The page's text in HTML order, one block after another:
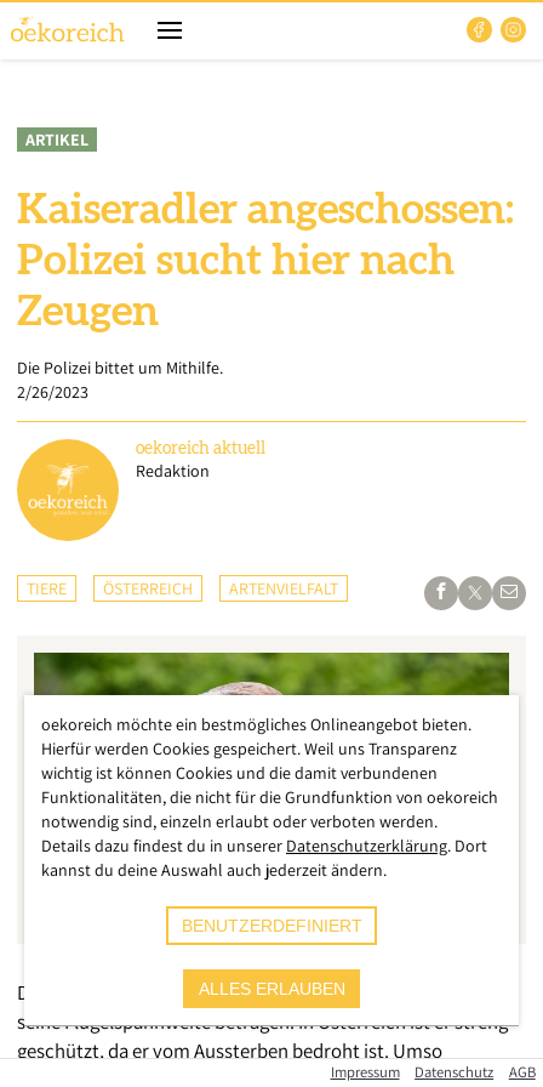
ARTIKEL
Kaiseradler angeschossen:
Polizei sucht hier nach
Zeugen
Die Polizei bittet um Mithilfe.
2/26/2023
oekoreich aktuell
Redaktion
TIERE ÖSTERREICH ARTENVIELFALT
Der Kaiseradler ist ein majestätisches Tier, über 2 Meter kann
seine Flügelspannweite betragen. In Österreich ist er streng
geschützt, da er vom Aussterben bedroht ist. Umso
erschreckender ist es, dass offenbar gezielt Jagd auf diese
Impressum Datenschutz AGB
oekoreich möchte ein bestmögliches Onlineangebot bieten.
Hierfür werden Cookies gespeichert. Weil uns Transparenz
wichtig ist können Cookies und die damit verbundenen
Funktionalitäten, die nicht für die Grundfunktion von oekoreich
notwendig sind, einzeln erlaubt oder verboten werden.
Details dazu findest du in unserer Datenschutzerklärung. Dort
kannst du deine Auswahl auch jederzeit ändern.
BENUTZERDEFINIERT
ALLES ERLAUBEN